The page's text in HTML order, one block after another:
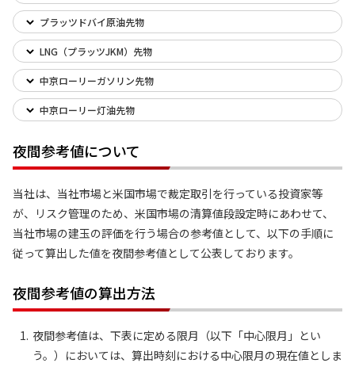
プラッツドバイ原油先物
LNG（プラッツJKM）先物
中京ローリーガソリン先物
中京ローリー灯油先物
夜間参考値について
当社は、当社市場と米国市場で裁定取引を行っている投資家等
が、リスク管理のため、米国市場の清算値段設定時にあわせて、
当社市場の建玉の評価を行う場合の参考値として、以下の手順に
従って算出した値を夜間参考値として公表しております。
夜間参考値の算出方法
夜間参考値は、下表に定める限月（以下「中心限月」とい
う。）においては、算出時刻における中心限月の現在値としま